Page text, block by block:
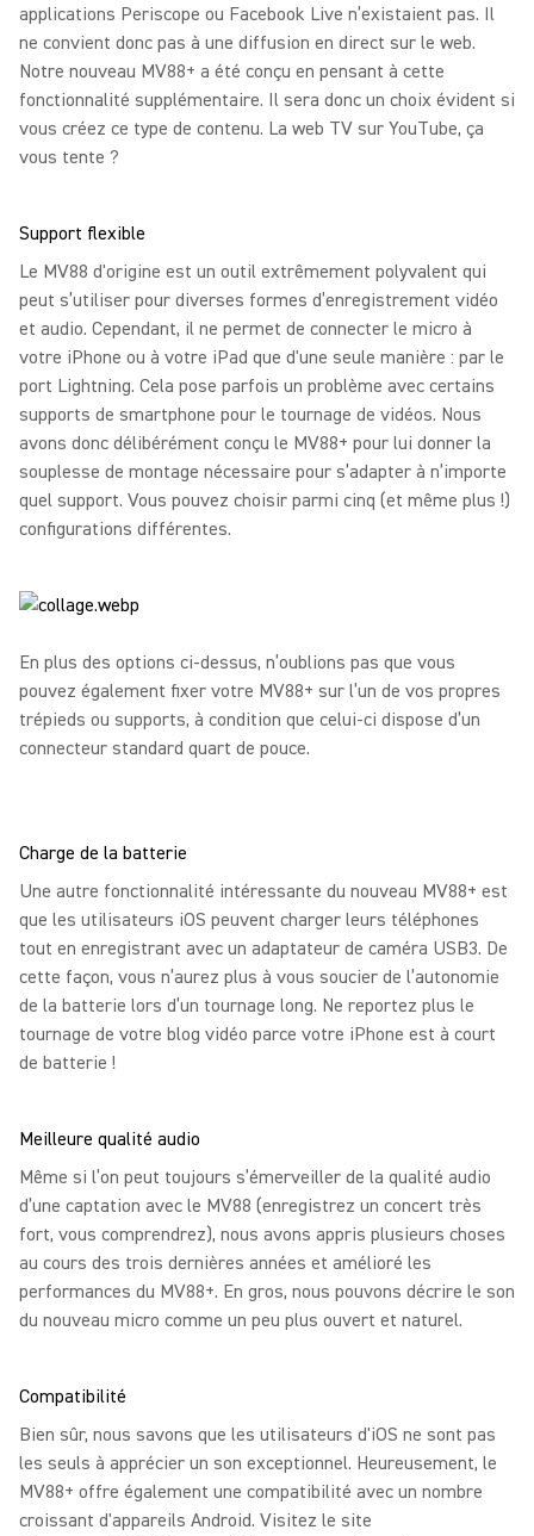
applications Periscope ou Facebook Live n’existaient pas. Il
ne convient donc pas à une diffusion en direct sur le web.
Notre nouveau MV88+ a été conçu en pensant à cette
fonctionnalité supplémentaire. Il sera donc un choix évident si
vous créez ce type de contenu. La web TV sur YouTube, ça
vous tente ?
Support flexible
Le MV88 d'origine est un outil extrêmement polyvalent qui
peut s’utiliser pour diverses formes d’enregistrement vidéo
et audio. Cependant, il ne permet de connecter le micro à
votre iPhone ou à votre iPad que d'une seule manière : par le
port Lightning. Cela pose parfois un problème avec certains
supports de smartphone pour le tournage de vidéos. Nous
avons donc délibérément conçu le MV88+ pour lui donner la
souplesse de montage nécessaire pour s’adapter à n’importe
quel support. Vous pouvez choisir parmi cinq (et même plus !)
configurations différentes.
En plus des options ci-dessus, n’oublions pas que vous
pouvez également fixer votre MV88+ sur l’un de vos propres
trépieds ou supports, à condition que celui-ci dispose d’un
connecteur standard quart de pouce.
Charge de la batterie
Une autre fonctionnalité intéressante du nouveau MV88+ est
que les utilisateurs iOS peuvent charger leurs téléphones
tout en enregistrant avec un adaptateur de caméra USB3. De
cette façon, vous n’aurez plus à vous soucier de l’autonomie
de la batterie lors d’un tournage long. Ne reportez plus le
tournage de votre blog vidéo parce votre iPhone est à court
de batterie !
Meilleure qualité audio
Même si l’on peut toujours s’émerveiller de la qualité audio
d’une captation avec le MV88 (enregistrez un concert très
fort, vous comprendrez), nous avons appris plusieurs choses
au cours des trois dernières années et amélioré les
performances du MV88+. En gros, nous pouvons décrire le son
du nouveau micro comme un peu plus ouvert et naturel.
Compatibilité
Bien sûr, nous savons que les utilisateurs d'iOS ne sont pas
les seuls à apprécier un son exceptionnel. Heureusement, le
MV88+ offre également une compatibilité avec un nombre
croissant d'appareils Android. Visitez le site